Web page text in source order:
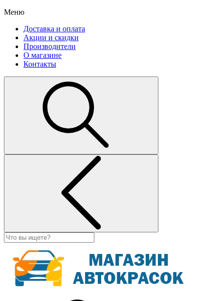
Меню
Доставка и оплата
Акции и скидки
Производители
О магазине
Контакты